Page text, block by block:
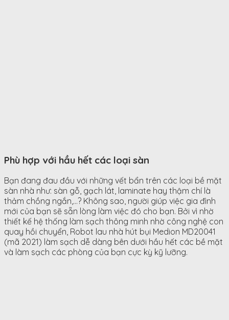
Phù hợp với hầu hết các loại sàn
Bạn đang đau đầu với những vết bẩn trên các loại bề mặt
sàn nhà như: sàn gỗ, gạch lát, laminate hay thậm chí là
thảm chồng ngắn,…? Không sao, người giúp việc gia đình
mới của bạn sẽ sẵn lòng làm việc đó cho bạn. Bởi vì nhờ
thiết kế hệ thống làm sạch thông minh nhờ công nghệ con
quay hồi chuyển, Robot lau nhà hút bụi Medion MD20041
(mã 2021) làm sạch dễ dàng bên dưới hầu hết các bề mặt
và làm sạch các phòng của bạn cực kỳ kỹ lưỡng.